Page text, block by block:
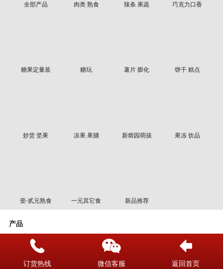
全部产品 肉类 熟食 辣条 果蔬 巧克力口香
糖果定量装 糖玩 薯片 膨化 饼干 糕点
炒货 坚果 凉果 果脯 新熔园萌孩 果冻 饮品
壹-贰元熟食 一元其它食 新品推荐
产品
筛选
订货热线
微信客服 返回首页